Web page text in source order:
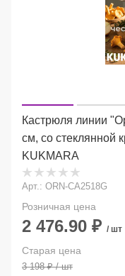
Кастрюля линии
см, со стеклянной
KUKMARA
Арт.: ORN-CA2518G
Розничная цена
2 476.90 ₽ / шт
Старая цена
3 198₽/ шт